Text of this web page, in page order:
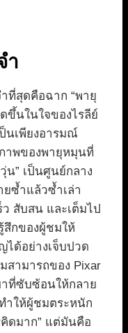
ำ
ที่สุดคือฉาก “พายุ
ขึ้นในใจของไรลีย์
นเพียงอารมณ์
าพของพายุหมุนที่
น” เป็นศูนย์กลาง
ยซ้ำแล้วซ้ำเล่า
สับสน และเต็มไป
กของผู้ชมให้
ได้อย่างเจ็บปวด
สามารถของ Pixar
ที่ซับซ้อนให้กลาย
ำให้ผู้ชมตระหนัก
ดมาก” แต่มันคือ